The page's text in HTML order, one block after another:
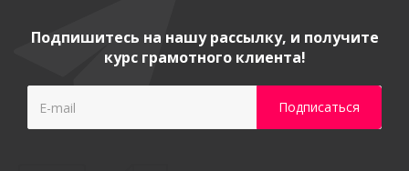
Подпишитесь на нашу рассылку, и получите
курс грамотного клиента!